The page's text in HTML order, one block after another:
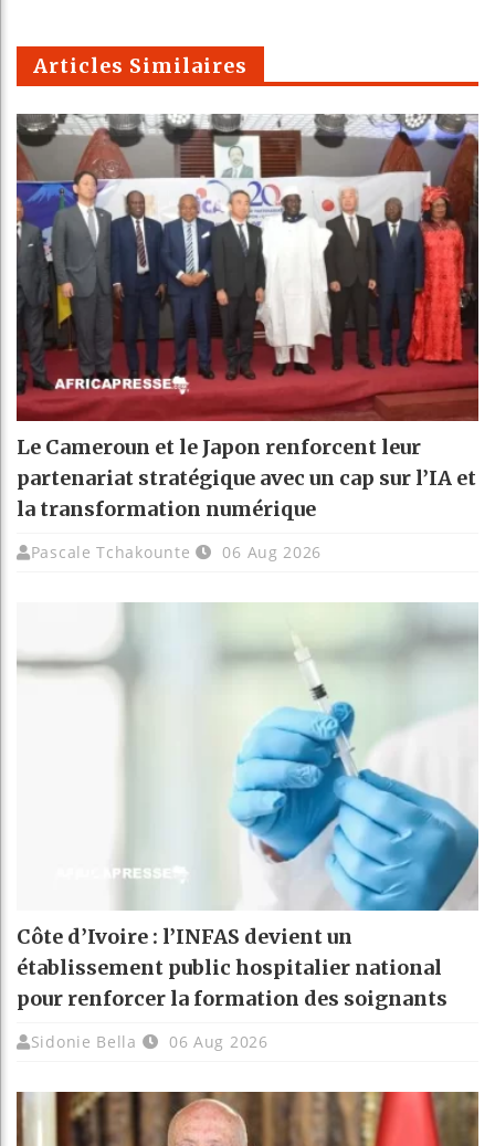
m
Articles Similaires
Le Cameroun et le Japon renforcent leur
partenariat stratégique avec un cap sur l’IA et
la transformation numérique
Pascale Tchakounte 06 Aug 2026
Côte d’Ivoire : l’INFAS devient un
établissement public hospitalier national
pour renforcer la formation des soignants
Sidonie Bella 06 Aug 2026